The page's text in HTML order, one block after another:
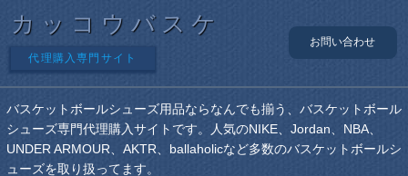
カッコウバスケ
代理購入専門サイト
お問い合わせ
バスケットボールシューズ用品ならなんでも揃う、バスケットボール
シューズ専門代理購入サイトです。人気のNIKE、Jordan、NBA、
UNDER ARMOUR、AKTR、ballaholicなど多数のバスケットボールシ
ューズを取り扱ってます。